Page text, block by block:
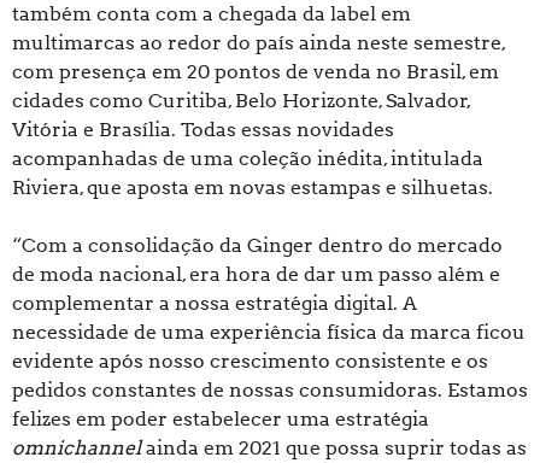
também conta com a chegada da label em
multimarcas ao redor do país ainda neste semestre,
com presença em 20 pontos de venda no Brasil, em
cidades como Curitiba, Belo Horizonte, Salvador,
Vitória e Brasília. Todas essas novidades
acompanhadas de uma coleção inédita, intitulada
Riviera, que aposta em novas estampas e silhuetas.
“Com a consolidação da Ginger dentro do mercado
de moda nacional, era hora de dar um passo além e
complementar a nossa estratégia digital. A
necessidade de uma experiência física da marca ficou
evidente após nosso crescimento consistente e os
pedidos constantes de nossas consumidoras. Estamos
felizes em poder estabelecer uma estratégia
omnichannelainda em 2021 que possa suprir todas as